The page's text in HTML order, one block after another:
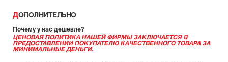
ДОПОЛНИТЕЛЬНО
Почему у нас дешевле?
ЦЕНОВАЯ ПОЛИТИКА НАШЕЙ ФИРМЫ ЗАКЛЮЧАЕТСЯ В
ПРЕДОСТАВЛЕНИИ ПОКУПАТЕЛЮ КАЧЕСТВЕННОГО ТОВАРА ЗА
МИНИМАЛЬНЫЕ ДЕНЬГИ.